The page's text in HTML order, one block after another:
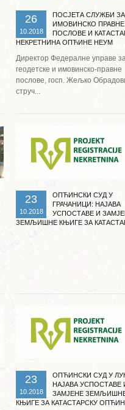
26
10.2018
ПОСЈЕТА СЛУЖБИ ЗА
ИМОВИНСКО ПРАВНЕ
ПОСЛОВЕ И
НЕКРЕТНИНА ОПЋИНЕ НЕУМ
Директор Федералне управе
геодетске и имовинско-правне
послове, госп. Жељко
струч...
23
10.2018
ОПЋИНСКИ СУД У
ГРАЧАНИЦИ: НАЈАВА
УСПОСТАВЕ И
ЗЕМЉИШНЕ КЊИГЕ ЗА
23
10.2018
ОПЋИНСКИ СУД У
НАЈАВА УСПОСТАВЕ
ЗАМЈЕНЕ
КЊИГЕ ЗА КАТАСТАРСКУ